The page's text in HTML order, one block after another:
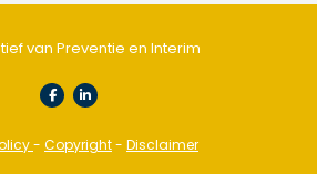
van Preventie en Interim
- Copyright- Disclaimer